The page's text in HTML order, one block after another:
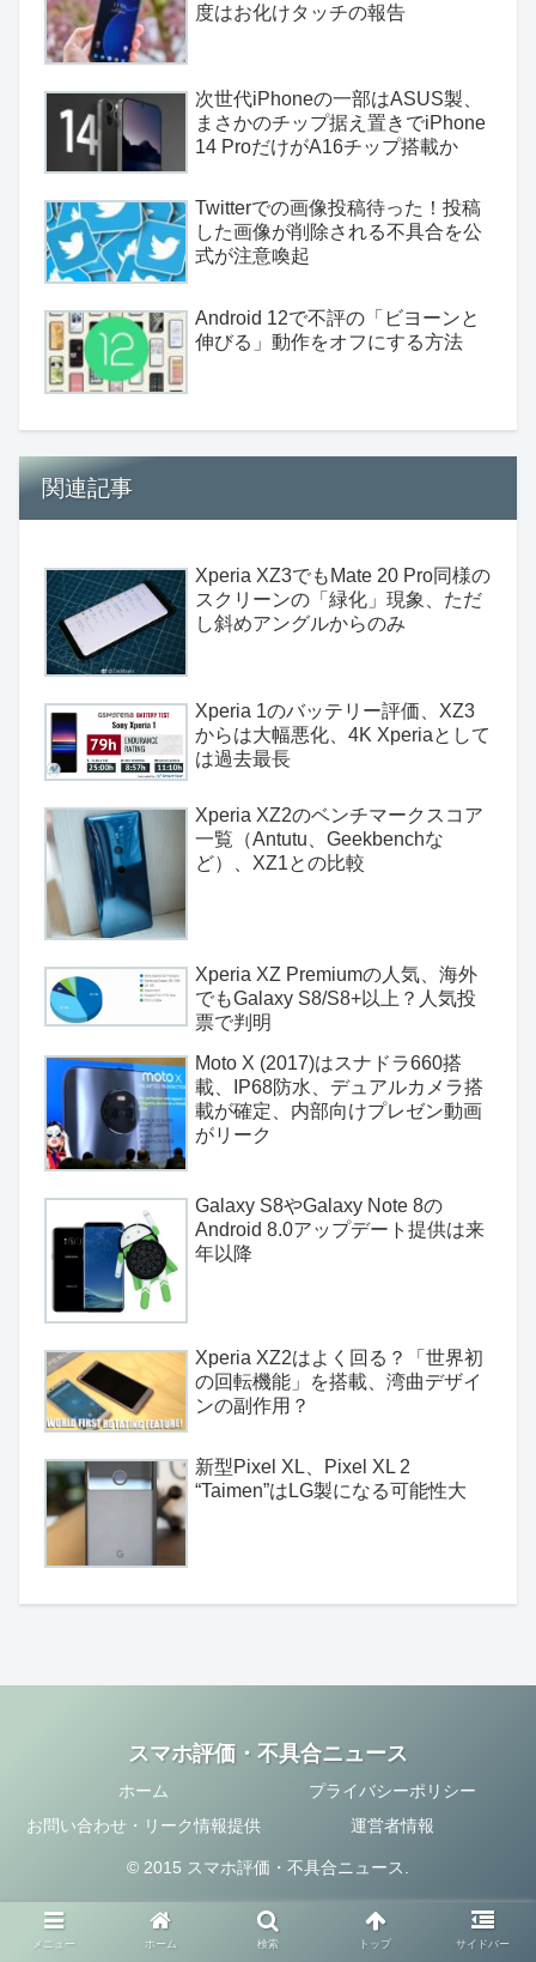
度はお化けタッチの報告
次世代iPhoneの一部はASUS製、
まさかのチップ据え置きでiPhone
14 ProだけがA16チップ搭載か
Twitterでの画像投稿待った！投稿
した画像が削除される不具合を公
式が注意喚起
Android 12で不評の「ビヨーンと
伸びる」動作をオフにする方法
関連記事
Xperia XZ3でもMate 20 Pro同様の
スクリーンの「緑化」現象、ただ
し斜めアングルからのみ
Xperia 1のバッテリー評価、XZ3
からは大幅悪化、4K Xperiaとして
は過去最長
Xperia XZ2のベンチマークスコア
一覧（Antutu、Geekbenchな
ど）、XZ1との比較
Xperia XZ Premiumの人気、海外
でもGalaxy S8/S8+以上？人気投
票で判明
Moto X (2017)はスナドラ660搭
載、IP68防水、デュアルカメラ搭
載が確定、内部向けプレゼン動画
がリーク
Galaxy S8やGalaxy Note 8の
Android 8.0アップデート提供は来
年以降
Xperia XZ2はよく回る？「世界初
の回転機能」を搭載、湾曲デザイ
ンの副作用？
新型Pixel XL、Pixel XL 2
“Taimen”はLG製になる可能性大
スマホ評価・不具合ニュース
ホーム
プライバシーポリシー
お問い合わせ・リーク情報提供
運営者情報
© 2015 スマホ評価・不具合ニュース.
メニュー ホーム 検索 トップ サイドバー